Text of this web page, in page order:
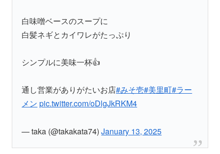
白味噌ベースのスープに
白髪ネギとカイワレがたっぷり
シンプルに美味一杯👍
通し営業がありがたいお店#みそ壱#美里町#ラー
メン pic.twitter.com/oDlgJkRKM4
— taka (@takakata74)January 13, 2025